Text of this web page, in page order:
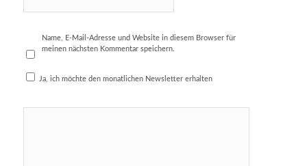
AGB
Name, E-Mail-Adresse und Website in diesem Browser für
meinen nächsten Kommentar speichern.
Ja, ich möchte den monatlichen Newsletter erhalten